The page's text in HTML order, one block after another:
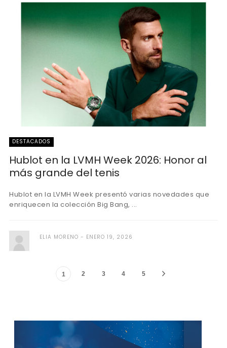
DESTACADOS
Hublot en la LVMH Week 2026: Honor al
más grande del tenis
Hublot en la LVMH Week presentó varias novedades que
enriquecen la colección Big Bang, ...
ELIA MORENO ENERO 19, 2026
1 2 3 4 5